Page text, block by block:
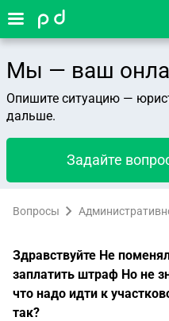
Мы — ваш
Опишите ситуацию —
дальше.
Задайте
Вопросы
Здравствуйте Не
заплатить штраф Но не
что надо идти к
так?